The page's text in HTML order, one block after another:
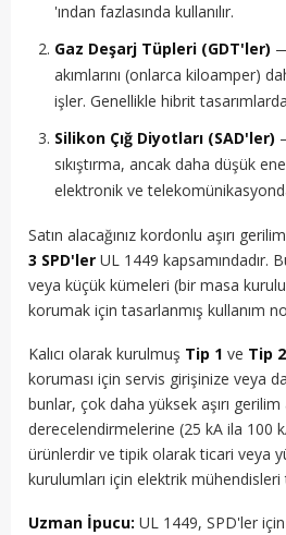
'ından fazlasında kullanılır.
Gaz Deşarj Tüpleri (GDT'ler)
akımlarını (onlarca kiloamper)
işler. Genellikle hibrit
Silikon Çığ Diyotları (SAD'ler)
sıkıştırma, ancak daha düşük
elektronik ve
Satın alacağınız kordonlu aşırı
3 SPD'ler UL 1449 kapsamındadır.
veya küçük kümeleri (bir masa
korumak için tasarlanmış kullanım
Kalıcı olarak kurulmuş Tip 1 ve Tip
koruması için servis girişinize veya
bunlar, çok daha yüksek aşırı gerilim
derecelendirmelerine (25 kA ila 100
ürünlerdir ve tipik olarak ticari veya
kurulumları için elektrik mühendisleri
Uzman İpucu: UL 1449, SPD'ler